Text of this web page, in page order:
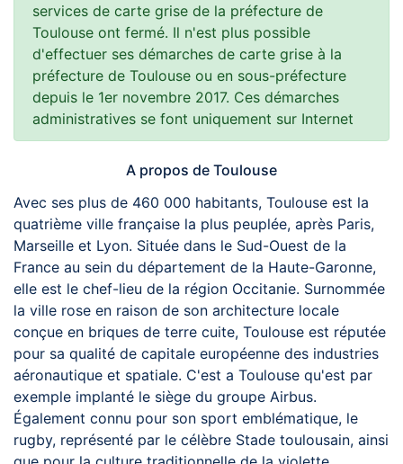
services de carte grise de la préfecture de
Toulouse ont fermé. Il n'est plus possible
d'effectuer ses démarches de carte grise à la
préfecture de Toulouse ou en sous-préfecture
depuis le 1er novembre 2017. Ces démarches
administratives se font uniquement sur Internet
A propos de Toulouse
Avec ses plus de 460 000 habitants, Toulouse est la
quatrième ville française la plus peuplée, après Paris,
Marseille et Lyon. Située dans le Sud-Ouest de la
France au sein du département de la Haute-Garonne,
elle est le chef-lieu de la région Occitanie. Surnommée
la ville rose en raison de son architecture locale
conçue en briques de terre cuite, Toulouse est réputée
pour sa qualité de capitale européenne des industries
aéronautique et spatiale. C'est a Toulouse qu'est par
exemple implanté le siège du groupe Airbus.
Également connu pour son sport emblématique, le
rugby, représenté par le célèbre Stade toulousain, ainsi